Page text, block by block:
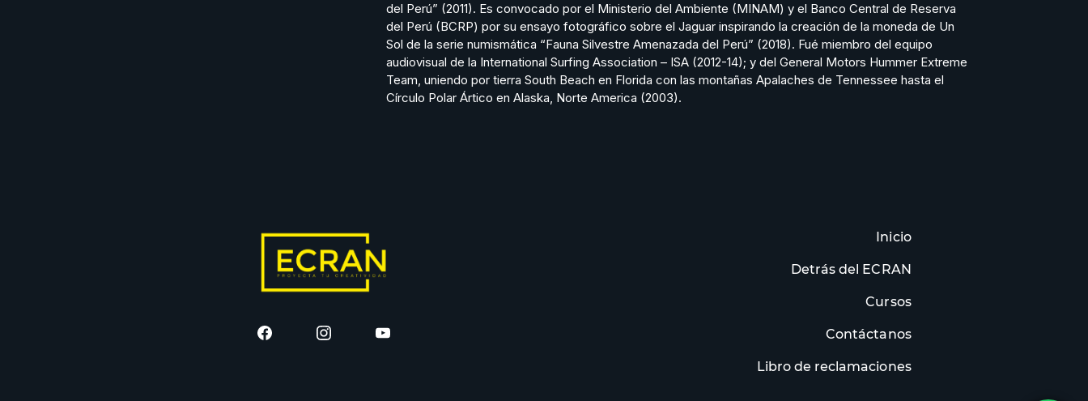
del Perú” (2011). Es convocado por el Ministerio del Ambiente (MINAM) y el Banco Central de Reserva
del Perú (BCRP) por su ensayo fotográfico sobre el Jaguar inspirando la creación de la moneda de Un
Sol de la serie numismática “Fauna Silvestre Amenazada del Perú” (2018). Fué miembro del equipo
audiovisual de la International Surfing Association – ISA (2012-14); y del General Motors Hummer Extreme
Team, uniendo por tierra South Beach en Florida con las montañas Apalaches de Tennessee hasta el
Círculo Polar Ártico en Alaska, Norte America (2003).
Inicio
Detrás del ECRAN
Cursos
Contáctanos
Libro de reclamaciones